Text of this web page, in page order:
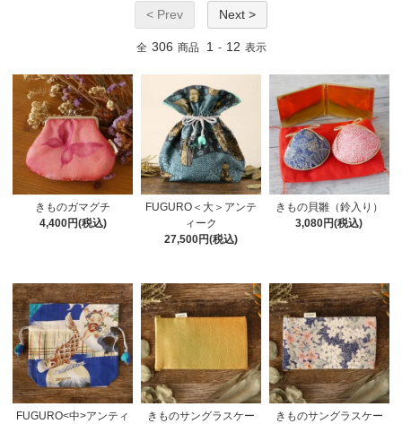
< Prev Next >
全 306 商品 1 - 12 表示
きものガマグチ
4,400円(税込)
FUGURO＜大＞アンテ
ィーク
27,500円(税込)
きもの貝雛（鈴入り）
3,080円(税込)
FUGURO<中>アンティ
きものサングラスケー
きものサングラスケー